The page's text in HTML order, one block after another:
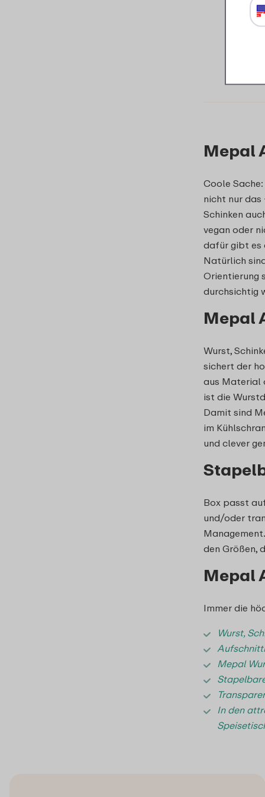
Mepal
Coole
nicht nur das
Schinken
vegan oder
dafür gibt es
Natürlich
Orientierung
durchsichtig
Mepal
Wurst,
sichert der
aus Material
ist die
Damit sind
im
und clever
Box passt
und/oder
den Größen,
Mepal
Immer die
Wurst,
Mepal
In den